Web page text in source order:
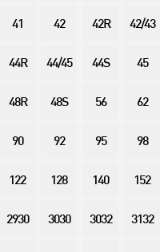
41 42 42R 42/43
44R 44/45 44S 45
48R 48S 56 62
90 92 95 98
122 128 140 152
2930 3030 3032 3132